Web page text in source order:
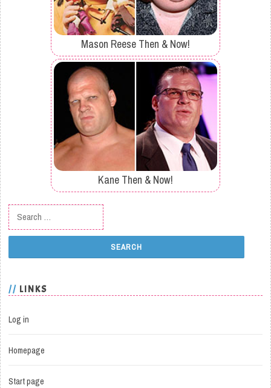
Mason Reese Then & Now!
Kane Then & Now!
Search for:
LINKS
Log in
Homepage
Start page